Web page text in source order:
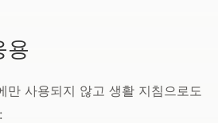
용
만 사용되지 않고 생활 지침으로도